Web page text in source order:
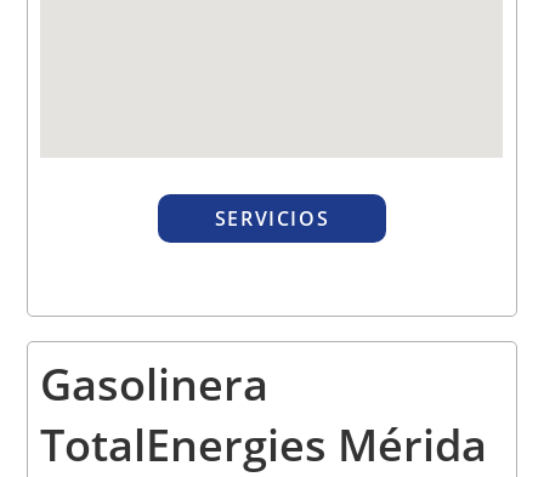
SERVICIOS
Gasolinera
TotalEnergies Mérida